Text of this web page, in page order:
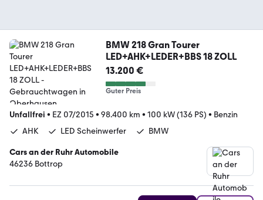
BMW 218 Gran Tourer
LED+AHK+LEDER+BBS 18 ZOLL
13.200 €
Guter Preis
Unfallfrei • EZ 07/2015 • 98.400 km • 100 kW (136 PS) • Benzin
AHK
LED Scheinwerfer BMW
Cars an der Ruhr Automobile
46236 Bottrop